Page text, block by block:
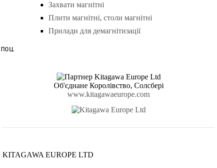
Захвати магнітні
Плити магнітні, столи магнітні
Прилади для демагнітизації
Об'єднане Королівство, Солсбері
www.kitagawaeurope.com
KITAGAWA EUROPE LTD